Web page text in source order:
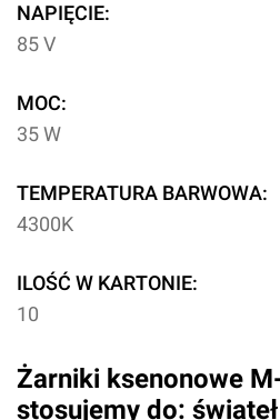
NAPIĘCIE:
85 V
MOC:
35 W
TEMPERATURA BARWOWA:
4300K
ILOŚĆ W KARTONIE:
10
Żarniki ksenonowe
stosujemy do: